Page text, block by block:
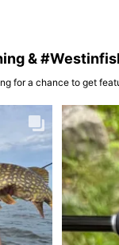
&
for a chance to get